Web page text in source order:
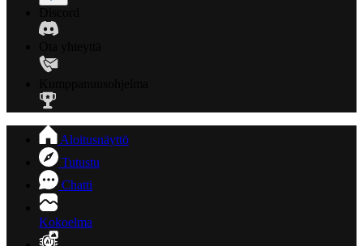
Aloitusnäyttö
Tutustu
Chatti
Kokoelma